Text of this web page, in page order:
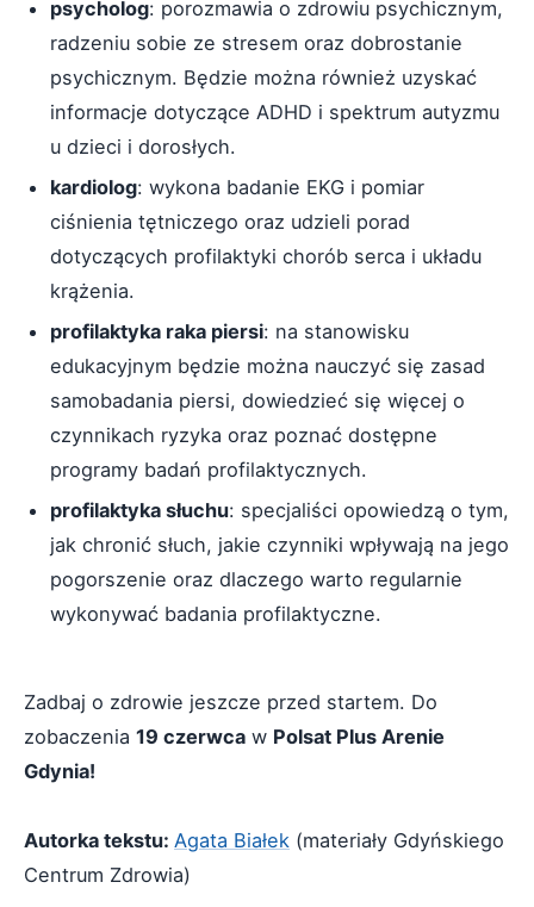
psycholog: porozmawia o zdrowiu psychicznym,
radzeniu sobie ze stresem oraz dobrostanie
psychicznym. Będzie można również uzyskać
informacje dotyczące ADHD i spektrum autyzmu
u dzieci i dorosłych.
kardiolog: wykona badanie EKG i pomiar
ciśnienia tętniczego oraz udzieli porad
dotyczących profilaktyki chorób serca i układu
krążenia.
profilaktyka raka piersi: na stanowisku
edukacyjnym będzie można nauczyć się zasad
samobadania piersi, dowiedzieć się więcej o
czynnikach ryzyka oraz poznać dostępne
programy badań profilaktycznych.
profilaktyka słuchu: specjaliści opowiedzą o tym,
jak chronić słuch, jakie czynniki wpływają na jego
pogorszenie oraz dlaczego warto regularnie
wykonywać badania profilaktyczne.
Zadbaj o zdrowie jeszcze przed startem. Do
zobaczenia 19 czerwca w Polsat Plus Arenie
Gdynia!
Autorka tekstu: Agata Białek (materiały Gdyńskiego
Centrum Zdrowia)